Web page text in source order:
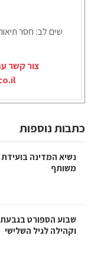
שים לב: חסר
צור קשר
כתבות נוספות
נשיא המדינה
משותף
שבוע הספורט
וקהילה לגיל השלישי